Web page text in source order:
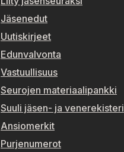
Jäsenedut
Uutiskirjeet
Edunvalvonta
Vastuullisuus
Seurojen materiaalipankki
Suuli jäsen- ja venerekisteri
Ansiomerkit
Purjenumerot